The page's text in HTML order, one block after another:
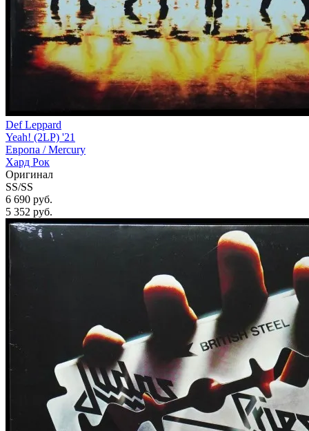
Def Leppard
Yeah! (2LP) '21
Европа /Mercury
Хард Рок
Оригинал
SS/SS
6 690 руб.
5 352 руб.